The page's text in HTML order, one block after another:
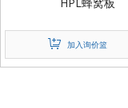
加入询价篮